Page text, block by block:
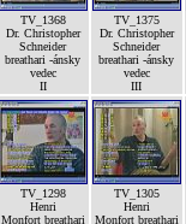
TV_1368
Dr. Christopher
Schneider
breathari -ánsky
vedec
II
TV_1375
Dr. Christopher
Schneider
breathari -ánsky
vedec
III
TV_1298
Henri
Monfort breathari
TV_1305
Henri
Monfort breathari